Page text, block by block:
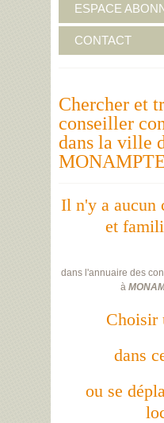
ESPACE
CONTACT
Chercher et
conseiller
dans la ville
Il n'y a aucun
et
dans l'annuaire des
à
Choisir
dans
ou se